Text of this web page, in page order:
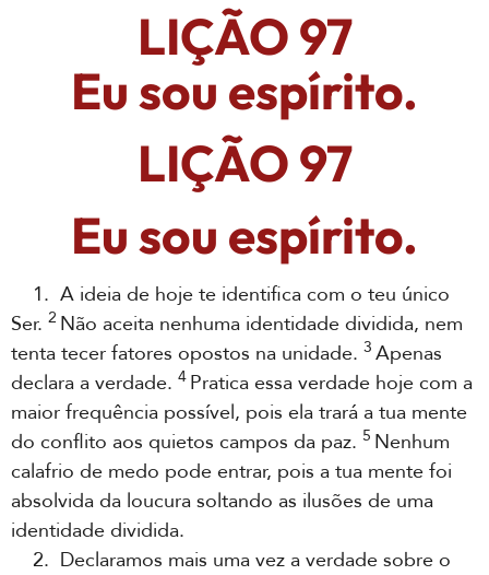
LIÇÃO 97
Eu sou espírito.
LIÇÃO 97
Eu sou espírito.
1. A ideia de hoje te identifica com o teu único
Ser. 2 Não aceita nenhuma identidade dividida, nem
tenta tecer fatores opostos na unidade. 3 Apenas
declara a verdade. 4 Pratica essa verdade hoje com a
maior frequência possível, pois ela trará a tua mente
do conflito aos quietos campos da paz. 5 Nenhum
calafrio de medo pode entrar, pois a tua mente foi
absolvida da loucura soltando as ilusões de uma
identidade dividida.
2. Declaramos mais uma vez a verdade sobre o